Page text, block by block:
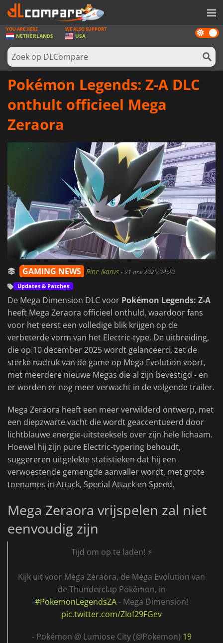
SPELLEN
GAME CARDS
SOFTWARE
Dark
mode
YOU ARE HERE
NETHERLANDS
WE ALSO SUPPORT
USA
Pokémon Legends: Z-A DLC
onthult officieel Mega
Zeraora
GAMING NEWS Rine Ikarus -21 nov 2025 04:20
Updates & Patches
De Mega Dimension DLC voor Pokémon Legends: Z-A
heeft Mega Zeraora officieel onthuld, waardoor fans
voor het eerst een volledige blik krijgen op de
verbeterde vorm van het Electric-type. De uitbreiding,
die op 10 december 2025 wordt gelanceerd, zet de
sterke nadruk van de game op Mega Evolution voort,
met meerdere nieuwe Megas die al zijn bevestigd - en
er worden er nog meer verwacht in de volgende trailer.
Mega Zeraora heeft een meer verwilderd ontwerp, met
een diepzwarte vacht die wordt geaccentueerd door
lichtblauwe energie-uitsteeksels over zijn hele lichaam.
Hoewel hij zijn pure Electric-typering behoudt,
suggereren uitgelekte statistieken dat hij een
verwoestende gemengde aanvaller wordt, met grote
toenames in Attack, Special Attack en Speed.
Mega Zeraora vrijspelen zal niet
eenvoudig zijn
Tijd om op te laden! ⚡
Kijk uit voor Mega Zeraora, de Mega Evolution van
de Thunderclap Pokémon, in
#PokemonLegendsZA- Mega Dimension!
pic.twitter.com/ZIof29FGev
- Pokémon @ Lumiose City (@Pokemon) 19